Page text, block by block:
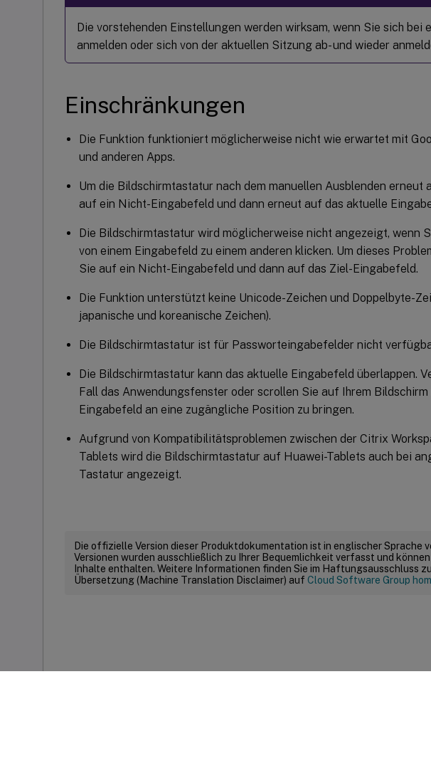
Die vorstehenden Einstellungen werden wirksam, wenn Sie sich bei
anmelden oder sich von der aktuellen Sitzung ab- und wieder
Einschränkungen
Die Funktion funktioniert möglicherweise nicht wie erwartet mit
und anderen Apps.
Um die Bildschirmtastatur nach dem manuellen Ausblenden erneut
auf ein Nicht-Eingabefeld und dann erneut auf das aktuelle
Die Bildschirmtastatur wird möglicherweise nicht angezeigt, wenn
von einem Eingabefeld zu einem anderen klicken. Um dieses
Sie auf ein Nicht-Eingabefeld und dann auf das Ziel-Eingabefeld.
Die Funktion unterstützt keine Unicode-Zeichen und Doppelbyte-
japanische und koreanische Zeichen).
Die Bildschirmtastatur ist für Passworteingabefelder nicht
Die Bildschirmtastatur kann das aktuelle Eingabefeld überlappen.
Fall das Anwendungsfenster oder scrollen Sie auf Ihrem Bildschirm
Eingabefeld an eine zugängliche Position zu bringen.
Aufgrund von Kompatibilitätsproblemen zwischen der Citrix
Tablets wird die Bildschirmtastatur auf Huawei-Tablets auch bei
Tastatur angezeigt.
Die offizielle Version dieser Produktdokumentation ist in englischer Sprache
Versionen wurden ausschließlich zu Ihrer Bequemlichkeit verfasst und
Inhalte enthalten. Weitere Informationen finden Sie im Haftungsausschluss
Übersetzung (Machine Translation Disclaimer) auf Cloud Software Group